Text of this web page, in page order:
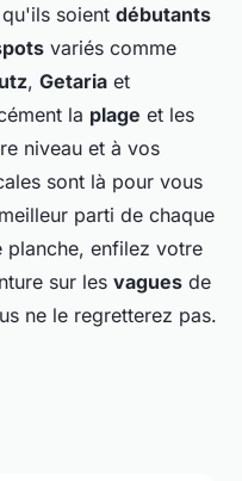
soient débutants
variés comme
, Getaria et
la plage et les
niveau et à vos
sont là pour vous
parti de chaque
planche, enfilez votre
sur les vagues de
ne le regretterez pas.